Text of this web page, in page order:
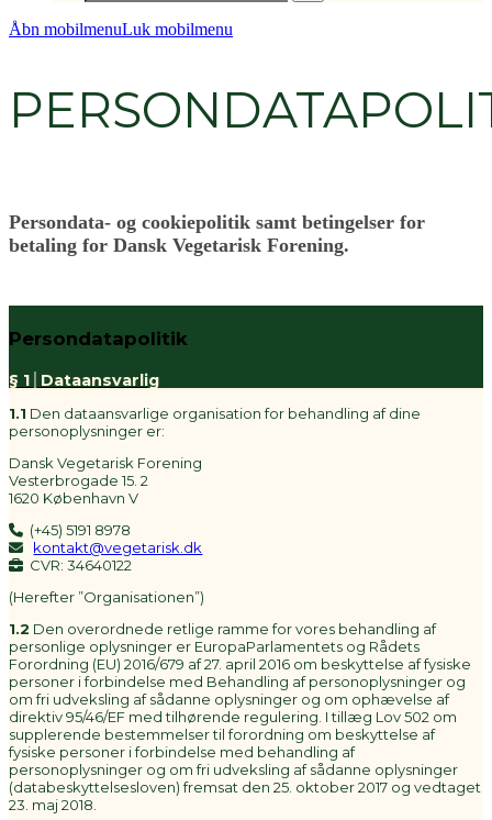
Åbn mobilmenuLuk mobilmenu
Persondata- og cookiepolitik samt betingelser for
betaling for Dansk Vegetarisk Forening.
Persondatapolitik
§ 1│Dataansvarlig
1.1 Den dataansvarlige organisation for behandling af dine
personoplysninger er:
Dansk Vegetarisk Forening
Vesterbrogade 15. 2
1620 København V
(+45) 5191 8978
kontakt@vegetarisk.dk
CVR: 34640122
(Herefter ”Organisationen”)
1.2 Den overordnede retlige ramme for vores behandling af
personlige oplysninger er EuropaParlamentets og Rådets
Forordning (EU) 2016/679 af 27. april 2016 om beskyttelse af fysiske
personer i forbindelse med Behandling af personoplysninger og
om fri udveksling af sådanne oplysninger og om ophævelse af
direktiv 95/46/EF med tilhørende regulering. I tillæg Lov 502 om
supplerende bestemmelser til forordning om beskyttelse af
fysiske personer i forbindelse med behandling af
personoplysninger og om fri udveksling af sådanne oplysninger
(databeskyttelsesloven) fremsat den 25. oktober 2017 og vedtaget
23. maj 2018.